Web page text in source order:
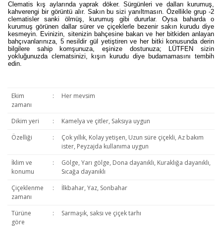
Clematis kış aylarında yaprak döker. Sürgünleri ve dalları kurumuş,
kahverengi bir görüntü alır. Sakın bu sizi yanıltmasın. Özellikle grup -2
clematisler sanki ölmüş, kurumuş gibi dururlar. Oysa baharda o
kurumuş görünen dallar sürer ve çiçeklerle bezenir sakın kurudu diye
kesmeyin. Evinizin, sitenizin bahçesine bakan ve her bitkiden anlayan
bahçıvanlarınıza, 5 nesildir gül yetiştiren ve her bitki konusunda derin
bilgilere sahip komşunuza, eşinize dostunuza; LÜTFEN sizin
yokluğunuzda clematsinizi, kışın kurudu diye budamamasını tembih
edin.
Ekim
zamanı
: Her mevsim
Dikim yeri :
Kamelya ve çitler, Saksıya uygun
Özelliği
:
Çok yıllık, Kolay yetişen, Uzun süre çiçekli, Az bakım
ister, Peyzajda kullanıma uygun
İklim ve
konumu
:
Gölge, Yarı gölge, Dona dayanıklı, Kuraklığa dayanıklı,
Sıcağa dayanıklı
Çiçeklenme
zamanı
: İlkbahar, Yaz, Sonbahar
Türüne
göre
: Sarmaşık, saksı ve çiçek tarhı